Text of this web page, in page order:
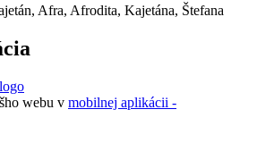
Afra, Afrodita, Kajetána, Štefana
webu v mobilnej aplikácii -